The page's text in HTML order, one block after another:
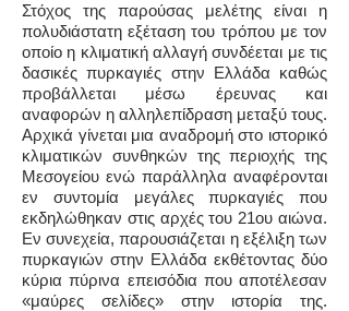
Στόχος της παρούσας μελέτης είναι η
πολυδιάστατη εξέταση του τρόπου με τον
οποίο η κλιματική αλλαγή συνδέεται με τις
δασικές πυρκαγιές στην Ελλάδα καθώς
προβάλλεται μέσω έρευνας και
αναφορών η αλληλεπίδραση μεταξύ τους.
Αρχικά γίνεται μια αναδρομή στο ιστορικό
κλιματικών συνθηκών της περιοχής της
Μεσογείου ενώ παράλληλα αναφέρονται
εν συντομία μεγάλες πυρκαγιές που
εκδηλώθηκαν στις αρχές του 21ου αιώνα.
Εν συνεχεία, παρουσιάζεται η εξέλιξη των
πυρκαγιών στην Ελλάδα εκθέτοντας δύο
κύρια πύρινα επεισόδια που αποτέλεσαν
«μαύρες σελίδες» στην ιστορία της.